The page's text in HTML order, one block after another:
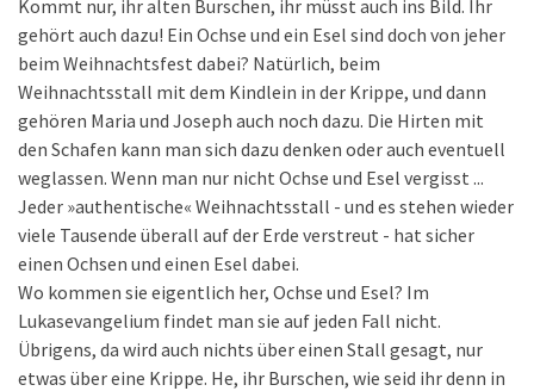
Kommt nur, ihr alten Burschen, ihr müsst auch ins Bild. Ihr
gehört auch dazu! Ein Ochse und ein Esel sind doch von jeher
beim Weihnachtsfest dabei? Natürlich, beim
Weihnachtsstall mit dem Kindlein in der Krippe, und dann
gehören Maria und Joseph auch noch dazu. Die Hirten mit
den Schafen kann man sich dazu denken oder auch eventuell
weglassen. Wenn man nur nicht Ochse und Esel vergisst ...
Jeder »authentische« Weihnachtsstall - und es stehen wieder
viele Tausende überall auf der Erde verstreut - hat sicher
einen Ochsen und einen Esel dabei.
Wo kommen sie eigentlich her, Ochse und Esel? Im
Lukasevangelium findet man sie auf jeden Fall nicht.
Übrigens, da wird auch nichts über einen Stall gesagt, nur
etwas über eine Krippe. He, ihr Burschen, wie seid ihr denn in